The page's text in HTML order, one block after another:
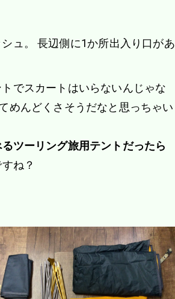
ュ。 長辺側に1か所出入り口があ
でスカートはいらないんじゃな
めんどくさそうだなと思っちゃい
ツーリング旅用テントだったら
ね？